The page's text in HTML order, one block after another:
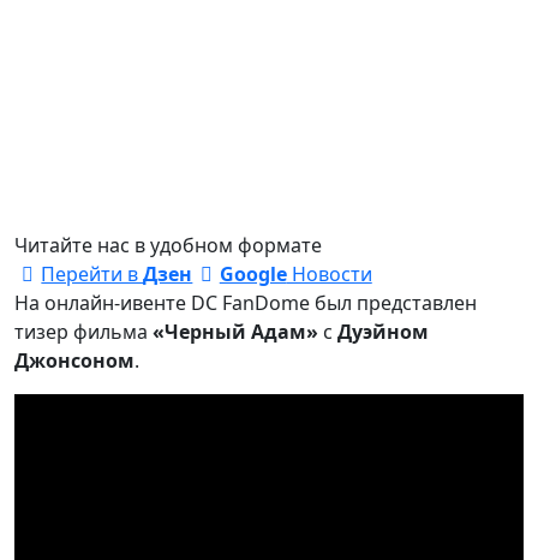
Читайте нас в удобном формате
Перейти вДзен GoogleНовости
На онлайн-ивенте DC FanDome был представлен
тизер фильма «Черный Адам» с Дуэйном
Джонсоном.